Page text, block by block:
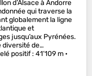
d’Alsace à Andorre
qui traverse la
globalement la ligne
et
jusqu’aux Pyrénées.
diversité de…
positif: 41’109 m •